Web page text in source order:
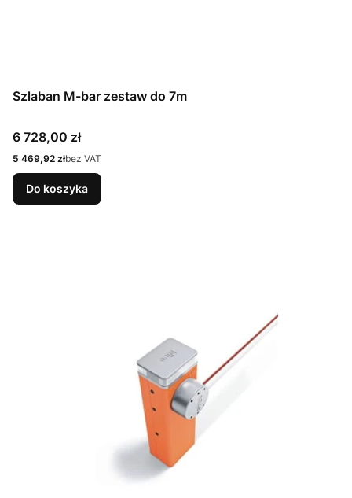
Szlaban M-bar zestaw do 7m
Cena
6 728,00 zł
Cena
5 469,92 złbez VAT
Do koszyka